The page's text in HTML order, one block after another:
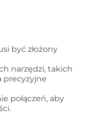
być złożony
narzędzi, takich
precyzyjne
połączeń, aby